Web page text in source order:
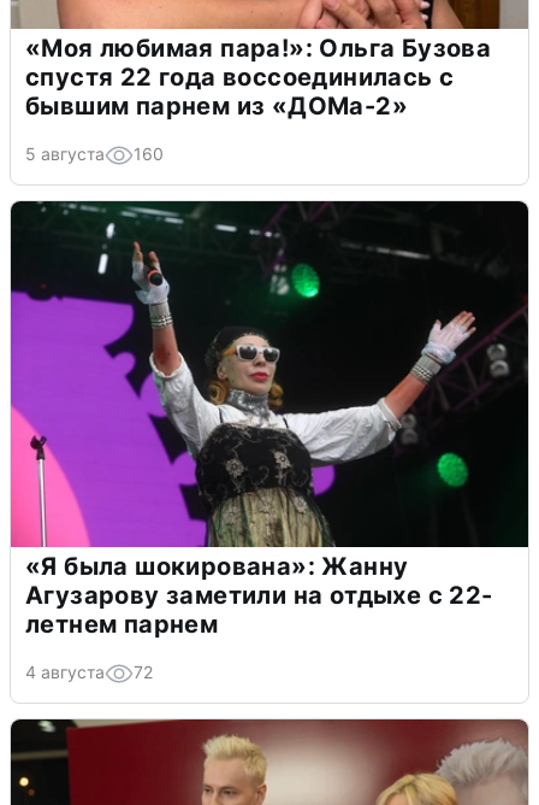
«Моя любимая пара!»: Ольга Бузова
спустя 22 года воссоединилась с
бывшим парнем из «ДОМа-2»
5 августа 160
«Я была шокирована»: Жанну
Агузарову заметили на отдыхе с 22-
летнем парнем
4 августа 72